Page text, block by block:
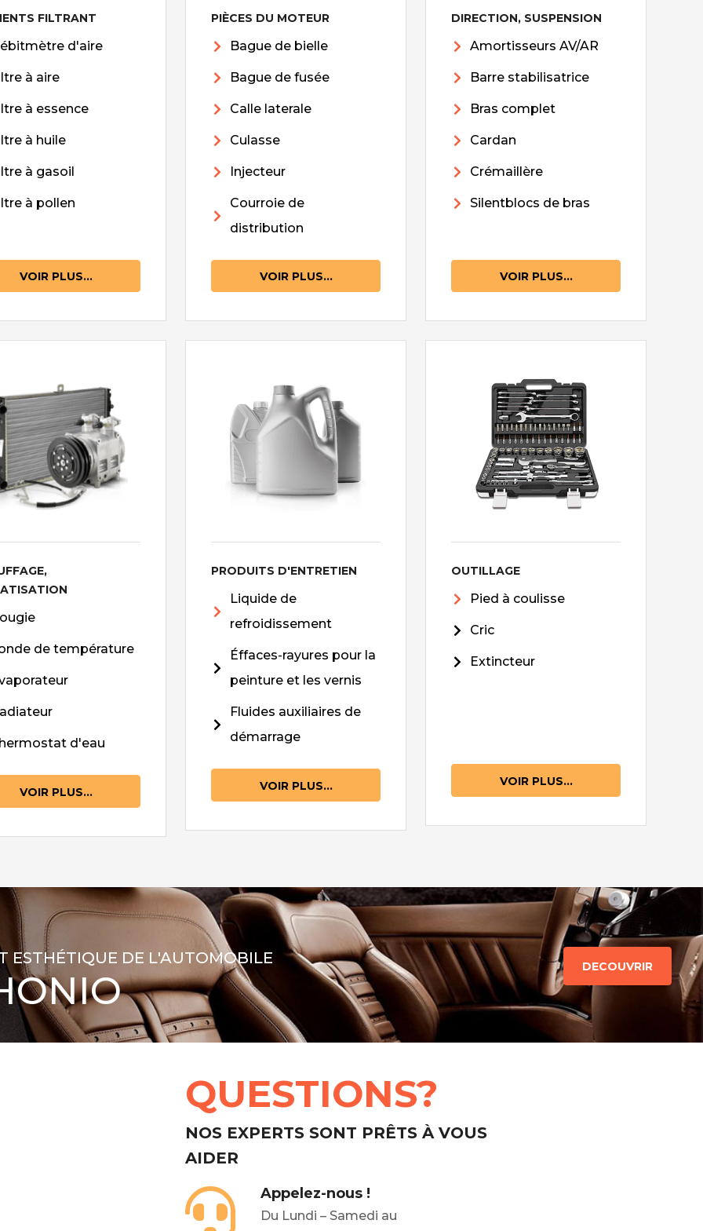
FILTRANT
d'aire
à aire
à essence
à huile
à gasoil
à pollen
VOIR PLUS...
PIÈCES DU MOTEUR
Bague de bielle
Bague de fusée
Calle laterale
Culasse
Injecteur
Courroie de
distribution
VOIR PLUS...
DIRECTION, SUSPENSION
Amortisseurs AV/AR
Barre stabilisatrice
Bras complet
Cardan
Crémaillère
Silentblocs de bras
VOIR PLUS...
de température
d'eau
VOIR PLUS...
PRODUITS D'ENTRETIEN
Liquide de
refroidissement
Éffaces-rayures pour la
peinture et les vernis
Fluides auxiliaires de
démarrage
VOIR PLUS...
OUTILLAGE
Pied à coulisse
Cric
Extincteur
VOIR PLUS...
ESTHÉTIQUE DE L'AUTOMOBILE DECOUVRIR
QUESTIONS?
NOS EXPERTS SONT PRÊTS À VOUS
AIDER
Appelez-nous !
Du Lundi – Samedi au